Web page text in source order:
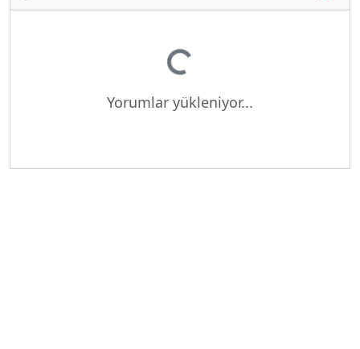
Yükleniyor...
Yorumlar yükleniyor...